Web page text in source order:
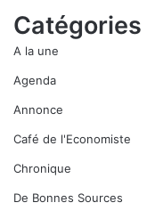
Catégories
A la une
Agenda
Annonce
Café de l'Economiste
Chronique
De Bonnes Sources